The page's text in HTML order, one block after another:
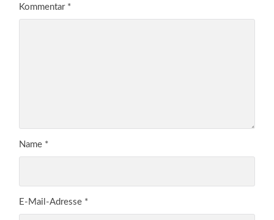
Kommentar *
Name *
E-Mail-Adresse *